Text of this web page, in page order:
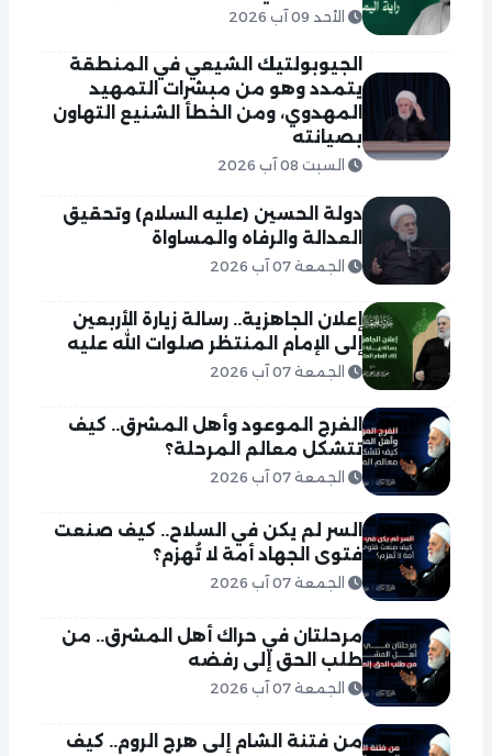
الأحد 09 آب 2026
الجيوبولتيك الشيعي في المنطقة
يتمدد وهو من مبشرات التمهيد
المهدوي، ومن الخطأ الشنيع التهاون
بصيانته
السبت 08 آب 2026
دولة الحسين (عليه السلام) وتحقيق
العدالة والرفاه والمساواة
الجمعة 07 آب 2026
إعلان الجاهزية.. رسالة زيارة الأربعين
إلى الإمام المنتظر صلوات الله عليه
الجمعة 07 آب 2026
الفرج الموعود وأهل المشرق.. كيف
تتشكل معالم المرحلة؟
الجمعة 07 آب 2026
السر لم يكن في السلاح.. كيف صنعت
فتوى الجهاد أمة لا تُهزم؟
الجمعة 07 آب 2026
مرحلتان في حراك أهل المشرق.. من
طلب الحق إلى رفضه
الجمعة 07 آب 2026
من فتنة الشام إلى هرج الروم.. كيف